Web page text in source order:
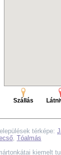
Szállás
térképe:
, Tóalmás
kiemelt